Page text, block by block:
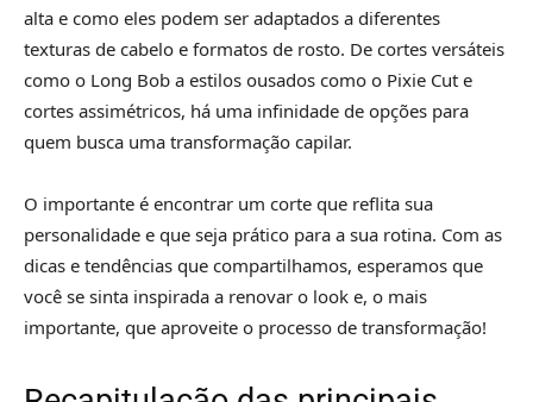
alta e como eles podem ser adaptados a diferentes
texturas de cabelo e formatos de rosto. De cortes versáteis
como o Long Bob a estilos ousados como o Pixie Cut e
cortes assimétricos, há uma infinidade de opções para
quem busca uma transformação capilar.
O importante é encontrar um corte que reflita sua
personalidade e que seja prático para a sua rotina. Com as
dicas e tendências que compartilhamos, esperamos que
você se sinta inspirada a renovar o look e, o mais
importante, que aproveite o processo de transformação!